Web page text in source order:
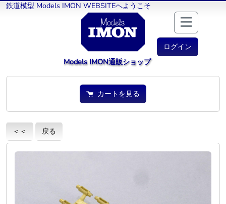
鉄道模型 Models IMON WEBSITEへようこそ
ログイン
Models IMON通販ショップ
カートを見る
＜＜ 戻る